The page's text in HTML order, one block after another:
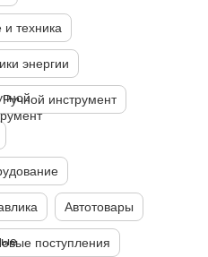
техника
энергии
Ручной инструмент
Автотовары
поступления